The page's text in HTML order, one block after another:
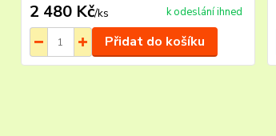
2 480 Kč/ks k odeslání ihned
Přidat do košíku